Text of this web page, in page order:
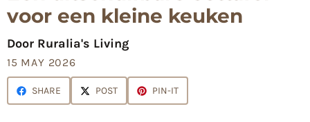
voor een kleine keuken
Door Ruralia's Living
15 MAY 2026
SHARE POST PIN-IT